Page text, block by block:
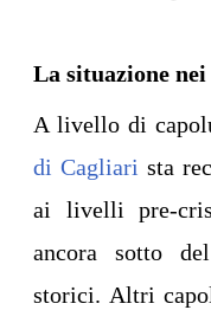
La situazione
A livello di
di Cagliari sta
ai livelli pre-
ancora sotto
storici. Altri